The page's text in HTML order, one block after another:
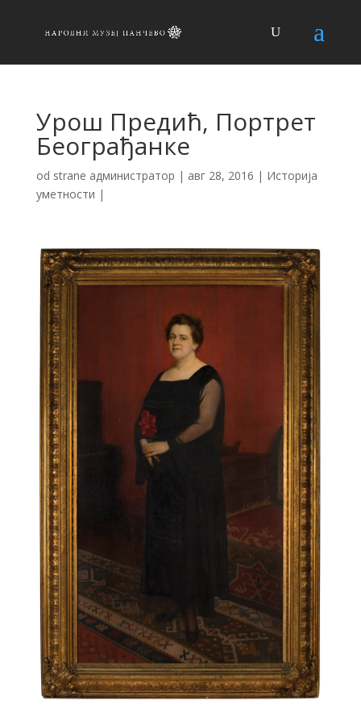
Урош Предић, Портрет
Београђанке
od strane администратор | авг 28, 2016 | Историја
уметности |